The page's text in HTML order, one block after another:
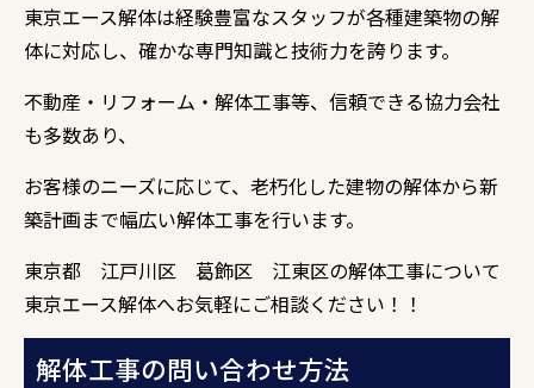
東京エース解体は経験豊富なスタッフが各種建築物の解
体に対応し、確かな専門知識と技術力を誇ります。
不動産・リフォーム・解体工事等、信頼できる協力会社
も多数あり、
お客様のニーズに応じて、老朽化した建物の解体から新
築計画まで幅広い解体工事を行います。
東京都 江戸川区 葛飾区 江東区の解体工事について
東京エース解体へお気軽にご相談ください！！
解体工事の問い合わせ方法